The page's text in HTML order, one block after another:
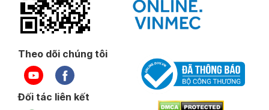
Theo dõi chúng tôi
Đối tác liên kết